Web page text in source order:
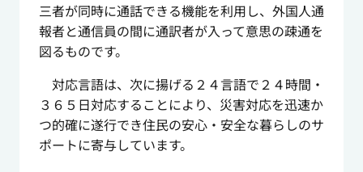
三者が同時に通話できる機能を利用し、外国人通
報者と通信員の間に通訳者が入って意思の疎通を
図るものです。
対応言語は、次に揚げる２４言語で２４時間・
３６５日対応することにより、災害対応を迅速か
つ的確に遂行でき住民の安心・安全な暮らしのサ
ポートに寄与しています。